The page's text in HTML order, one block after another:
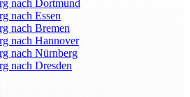
nach Dortmund
nach Essen
nach Bremen
nach Hannover
nach Nürnberg
nach Dresden